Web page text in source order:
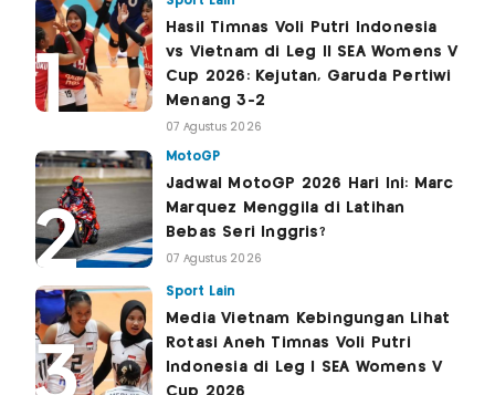
Hasil Timnas Voli Putri Indonesia
vs Vietnam di Leg II SEA Womens V
Cup 2026: Kejutan, Garuda Pertiwi
Menang 3-2
07 Agustus 2026
MotoGP
Jadwal MotoGP 2026 Hari Ini: Marc
Marquez Menggila di Latihan
Bebas Seri Inggris?
07 Agustus 2026
Sport Lain
Media Vietnam Kebingungan Lihat
Rotasi Aneh Timnas Voli Putri
Indonesia di Leg I SEA Womens V
Cup 2026